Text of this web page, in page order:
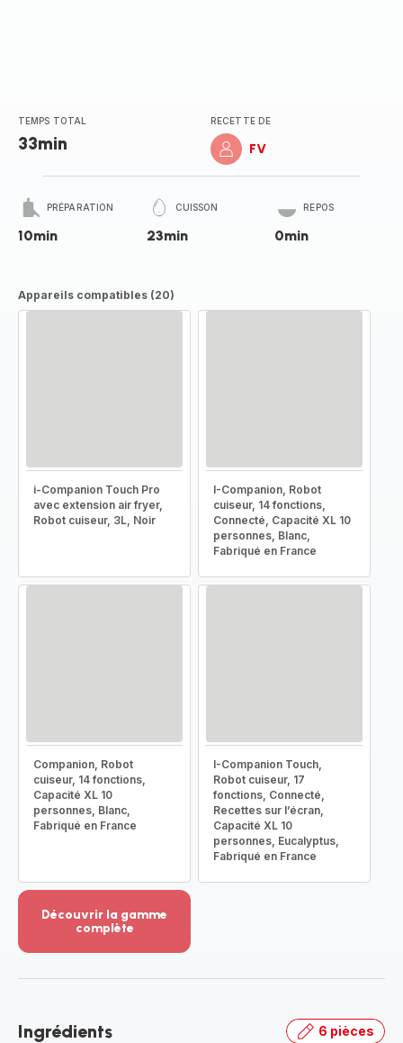
TEMPS TOTAL
33min
RECETTE DE
FV
PRÉPARATION
10min
CUISSON
23min
REPOS
0min
Appareils compatibles (20)
i-Companion Touch Pro
avec extension air fryer,
Robot cuiseur, 3L, Noir
I-Companion, Robot
cuiseur, 14 fonctions,
Connecté, Capacité XL 10
personnes, Blanc,
Fabriqué en France
Companion, Robot
cuiseur, 14 fonctions,
Capacité XL 10
personnes, Blanc,
Fabriqué en France
I-Companion Touch,
Robot cuiseur, 17
fonctions, Connecté,
Recettes sur l’écran,
Capacité XL 10
personnes, Eucalyptus,
Fabriqué en France
Découvrir la gamme
complète
-
gamme
Ingrédients 6 pièces